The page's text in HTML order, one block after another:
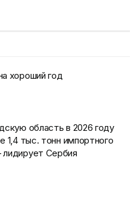
хороший год
область в 2026 году
1,4 тыс. тонн импортного
Сербия